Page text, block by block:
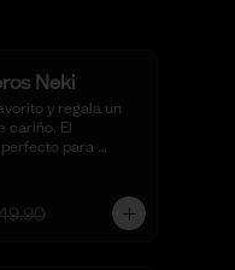
Neki
y regala un
cariño. El
para